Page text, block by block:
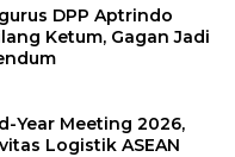
DPP Aptrindo
Ketum, Gagan Jadi
Year Meeting 2026,
Logistik ASEAN